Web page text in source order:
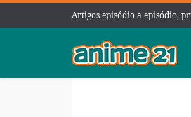
Artigos episódio a episódio,